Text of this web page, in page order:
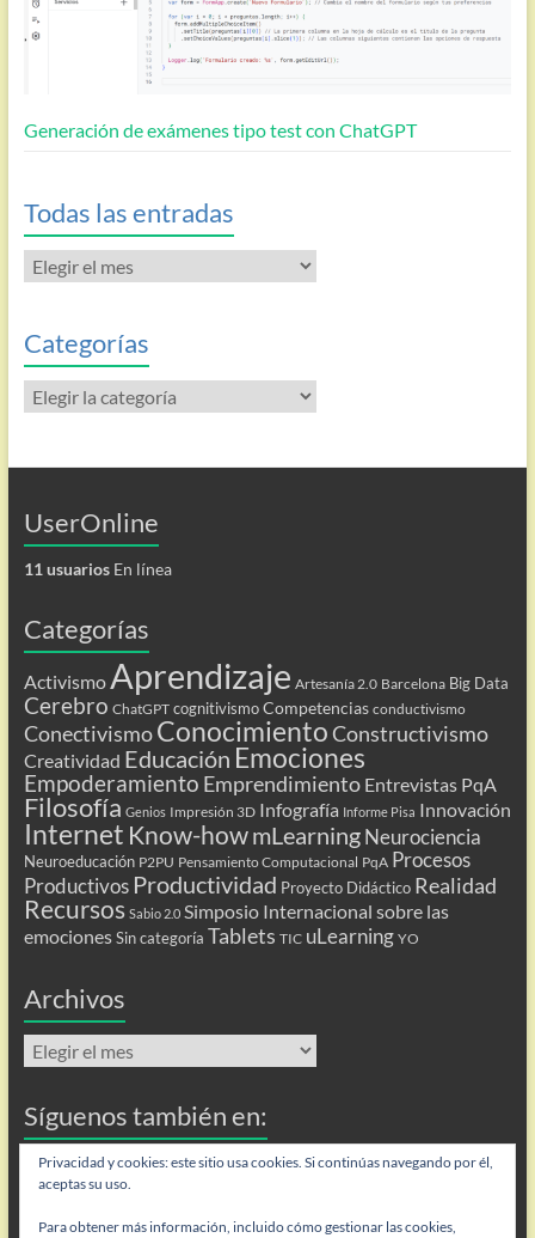
Generación de exámenes tipo test con ChatGPT
Todas las entradas
Todas
las
Categorías
Categorías
UserOnline
11 usuariosEn línea
Categorías
Activismo Aprendizaje Artesanía 2.0 Barcelona Big Data
Cerebro ChatGPT cognitivismo Competencias conductivismo
ConectivismoConocimientoConstructivismo
Creatividad Educación Emociones
Empoderamiento Emprendimiento Entrevistas PqA
Filosofía Genios Impresión 3D Infografía Informe Pisa Innovación
Internet Know-howmLearning Neurociencia
Neuroeducación P2PU Pensamiento Computacional PqA Procesos
Productivos Productividad Proyecto Didáctico Realidad
Recursos Sabio 2.0 Simposio Internacional sobre las
emociones Sin categoría Tablets TIC uLearning YO
Archivos
Archivos
Síguenos también en:
Flip
Privacidad y cookies: este sitio usa cookies. Si continúas navegando por él,
aceptas su uso.
Para obtener más información, incluido cómo gestionar las cookies,